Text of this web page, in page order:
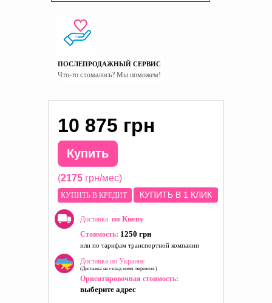
Механизм трансформации дивана
Наполнитель спального места дивана
Ниши для белья Есть
Пол Универсальный
ПОСЛЕПРОДАЖНЫЙ СЕРВИС
Что-то сломалось? Мы поможем!
10 875 грн
Купить
(2175 грн/мес)
КУПИТЬ В КРЕДИТ КУПИТЬ В 1 КЛИК
Доставка по Киеву
Стоимость: 1250 грн
или по тарифам транспортной компании
Доставка по Украине
(Доставка на склад комп. перевозч.)
Ориентировочная стоимость:
выберите адрес